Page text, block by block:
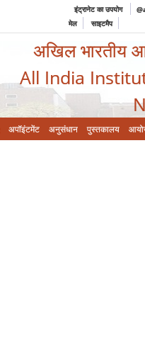
इंट्रानेट का उपयोग
मेल
साइटमैप
अखिल भारतीय
All India
अपॉइंटमेंट अनुसंधान पुस्तकालय